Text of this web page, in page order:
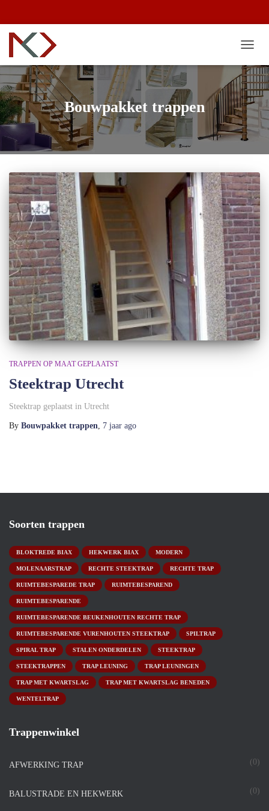
Bouwpakket trappen
TRAPPEN OP MAAT GEPLAATST
Steektrap Utrecht
Steektrap geplaatst in Utrecht
By Bouwpakket trappen 7 jaar ago
Soorten trappen
BLOKTREDE BIAX HEKWERK BIAX MODERN
MOLENAARSTRAP RECHTE STEEKTRAP RECHTE TRAP
RUIMTEBESPAREDE TRAP RUIMTEBESPAREND
RUIMTEBESPARENDE
RUIMTEBESPARENDE BEUKENHOUTEN RECHTE TRAP
RUIMTEBESPARENDE VURENHOUTEN STEEKTRAP SPILTRAP
SPIRAL TRAP STALEN ONDERDELEN STEEKTRAP
STEEKTRAPPEN TRAP LEUNING TRAP LEUNINGEN
TRAP MET KWARTSLAG TRAP MET KWARTSLAG BENEDEN
WENTELTRAP
Trappenwinkel
AFWERKING TRAP (0)
BALUSTRADE EN HEKWERK (0)